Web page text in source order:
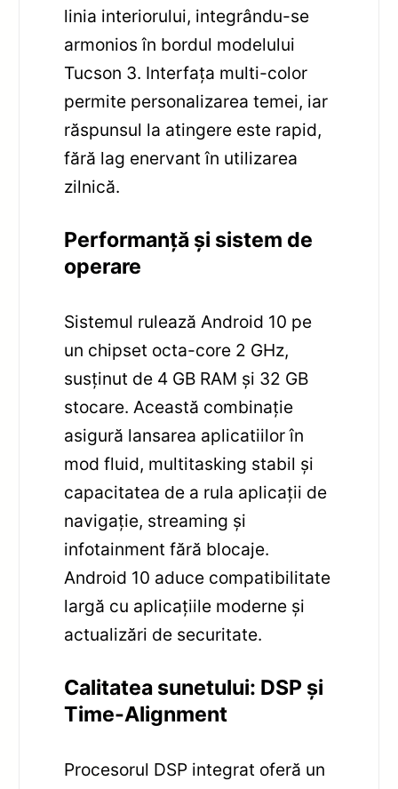
linia interiorului, integrându-se
armonios în bordul modelului
Tucson 3. Interfața multi-color
permite personalizarea temei, iar
răspunsul la atingere este rapid,
fără lag enervant în utilizarea
zilnică.
Performanță și sistem de
operare
Sistemul rulează Android 10 pe
un chipset octa-core 2 GHz,
susținut de 4 GB RAM și 32 GB
stocare. Această combinație
asigură lansarea aplicatiilor în
mod fluid, multitasking stabil și
capacitatea de a rula aplicații de
navigație, streaming și
infotainment fără blocaje.
Android 10 aduce compatibilitate
largă cu aplicațiile moderne și
actualizări de securitate.
Calitatea sunetului: DSP și
Time-Alignment
Procesorul DSP integrat oferă un